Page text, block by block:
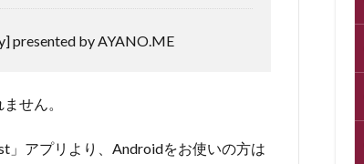
presented by AYANO.ME
せん。
」アプリより、Androidをお使いの方は